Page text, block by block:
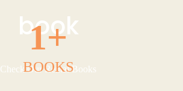
book
Check Our Rental Books
1+
BOOKS